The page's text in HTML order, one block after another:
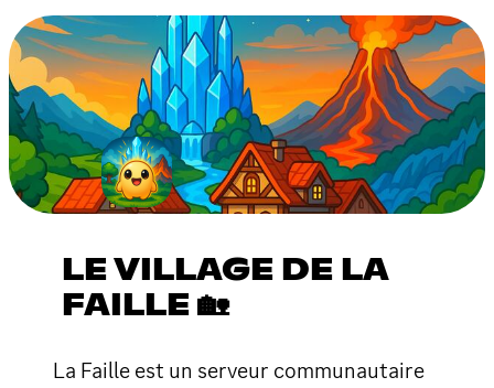
LE VILLAGE DE LA
FAILLE 🏡
La Faille est un serveur communautaire